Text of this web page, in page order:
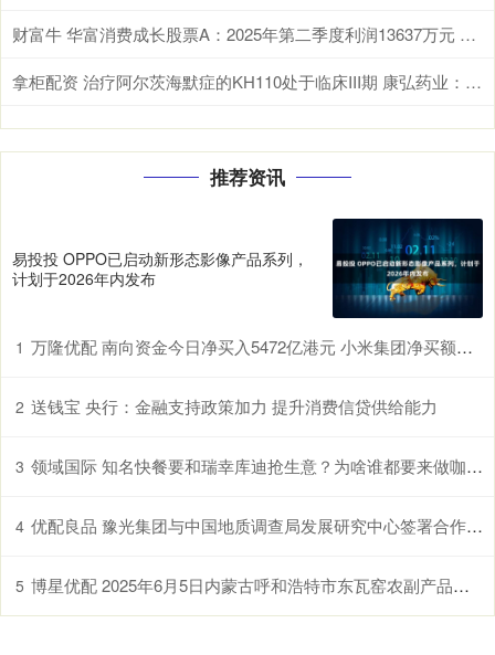
财富牛 华富消费成长股票A：2025年第二季度利润13637万元 净值增长率108%
拿柜配资 治疗阿尔茨海默症的KH110处于临床III期 康弘药业：具一定的不确定性
推荐资讯
易投投 OPPO已启动新形态影像产品系列，
计划于2026年内发布
1 万隆优配 南向资金今日净买入5472亿港元 小米集团净买额居首
2 送钱宝 央行：金融支持政策加力 提升消费信贷供给能力
3 领域国际 知名快餐要和瑞幸库迪抢生意？为啥谁都要来做咖啡？
4 优配良品 豫光集团与中国地质调查局发展研究中心签署合作协议
5 博星优配 2025年6月5日内蒙古呼和浩特市东瓦窑农副产品批发市场有限责任公司价格行情